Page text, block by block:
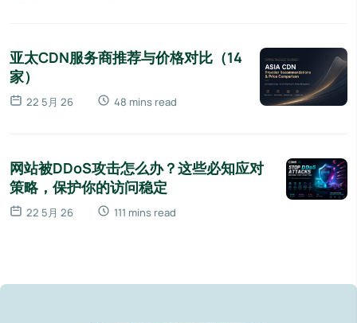
亚太CDN服务商推荐与价格对比（14
家）
22 5月 26 48 mins read
网站被DDoS攻击怎么办？这些必知应对
策略，保护你的访问稳定
22 5月 26 111 mins read